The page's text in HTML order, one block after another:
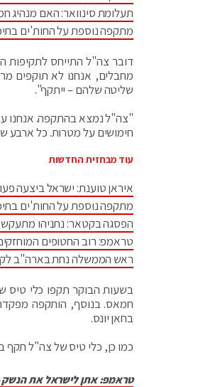
תעלומת סינוואר: האם מנהיג
מתקפה נוספת על החות'ים
דובר צה"ל התייחס לתקיפות
מחבלים, אנחנו לא תוקפים
שליטה שלהם – ייתקף".
חימושים על מטרות. כל ארבע
עוד מבחזית החדשות
איראן טוענת: ישראל ביצעה
מתקפה נוספת על החות'ים
הפסגה בקטאר: נתניהו
טראמפ: רוב החטופים
ראש הממשלה נחת בארה"ב
בשעות הבוקר תקפו כלי טיס
חמאס. בנוסף, הותקפה
בחאן יונס.
כמו כן, כלי טיס של צה"ל
טראמפ: אתן לישראל את